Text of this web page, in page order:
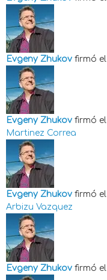
Evgeny Zhukov firmó el
Evgeny Zhukov firmó el
Martinez Correa
Evgeny Zhukov firmó el
Arbizu Vazquez
Evgeny Zhukov firmó el